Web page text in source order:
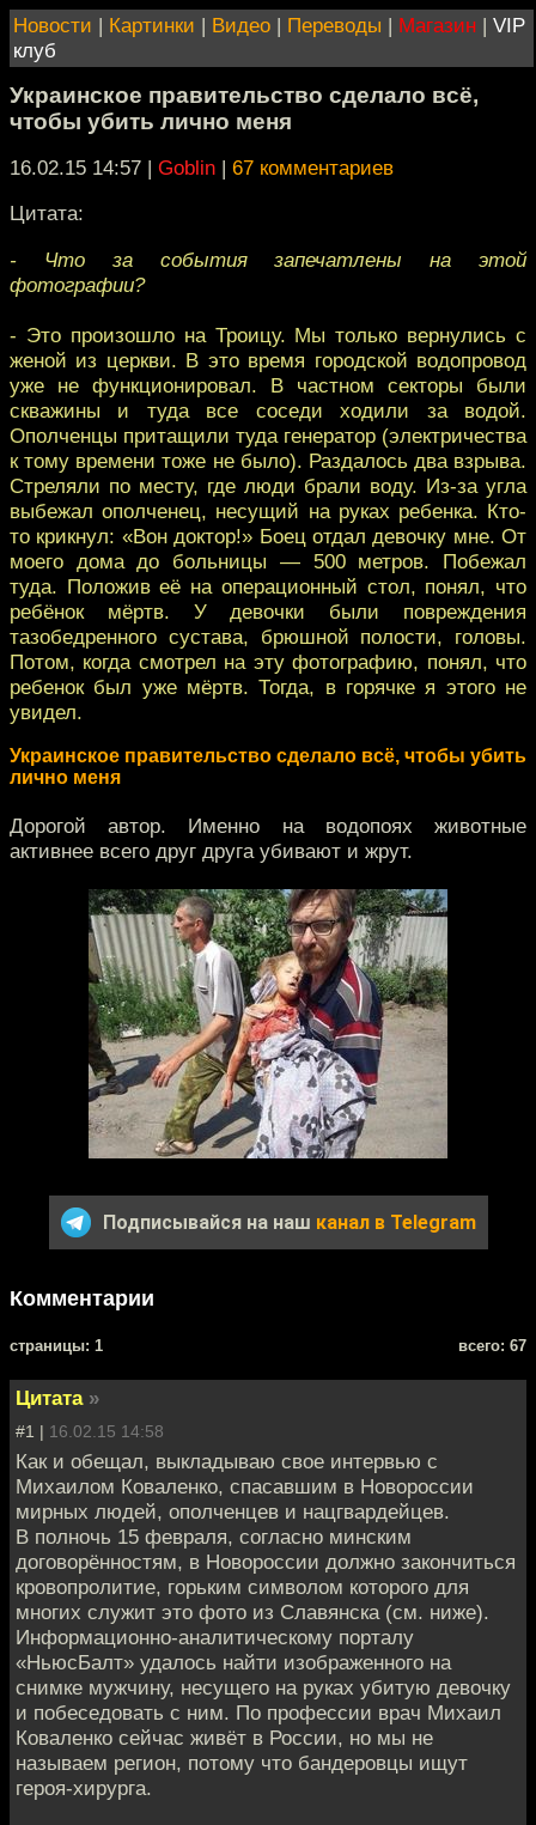
Новости | Картинки | Видео | Переводы | Магазин | VIP
клуб
Украинское правительство сделало всё,
чтобы убить лично меня
16.02.15 14:57 | Goblin | 67 комментариев
Цитата:
- Что за события запечатлены на этой
фотографии?
- Это произошло на Троицу. Мы только вернулись с
женой из церкви. В это время городской водопровод
уже не функционировал. В частном секторы были
скважины и туда все соседи ходили за водой.
Ополченцы притащили туда генератор (электричества
к тому времени тоже не было). Раздалось два взрыва.
Стреляли по месту, где люди брали воду. Из-за угла
выбежал ополченец, несущий на руках ребенка. Кто-
то крикнул: «Вон доктор!» Боец отдал девочку мне. От
моего дома до больницы — 500 метров. Побежал
туда. Положив её на операционный стол, понял, что
ребёнок мёртв. У девочки были повреждения
тазобедренного сустава, брюшной полости, головы.
Потом, когда смотрел на эту фотографию, понял, что
ребенок был уже мёртв. Тогда, в горячке я этого не
увидел.
Украинское правительство сделало всё, чтобы убить
лично меня
Дорогой автор. Именно на водопоях животные
активнее всего друг друга убивают и жрут.
Подписывайся на наш канал в Telegram
Комментарии
cтраницы: 1 всего: 67
Цитата »
#1 | 16.02.15 14:58
Как и обещал, выкладываю свое интервью с
Михаилом Коваленко, спасавшим в Новороссии
мирных людей, ополченцев и нацгвардейцев.
В полночь 15 февраля, согласно минским
договорённостям, в Новороссии должно закончиться
кровопролитие, горьким символом которого для
многих служит это фото из Славянска (см. ниже).
Информационно-аналитическому порталу
«НьюсБалт» удалось найти изображенного на
снимке мужчину, несущего на руках убитую девочку
и побеседовать с ним. По профессии врач Михаил
Коваленко сейчас живёт в России, но мы не
называем регион, потому что бандеровцы ищут
героя-хирурга.